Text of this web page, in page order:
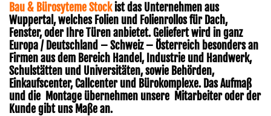
Bau & Bürosyteme Stockist das Unternehmen aus
Wuppertal, welches Folien und Folienrollos für Dach,
Fenster, oder Ihre Türen anbietet. Geliefert wird in ganz
Europa / Deutschland – Schweiz – Österreich besonders an
Firmen aus dem Bereich Handel, Industrie und Handwerk,
Schulstätten und Universitäten, sowie Behörden,
Einkaufscenter, Callcenter und Bürokomplexe. Das Aufmaß
und die Montage übernehmen unsere Mitarbeiter oder der
Kunde gibt uns Maße an.
Plissee – Rollo – Folienrollo – Folienplissee
Insektenschutz